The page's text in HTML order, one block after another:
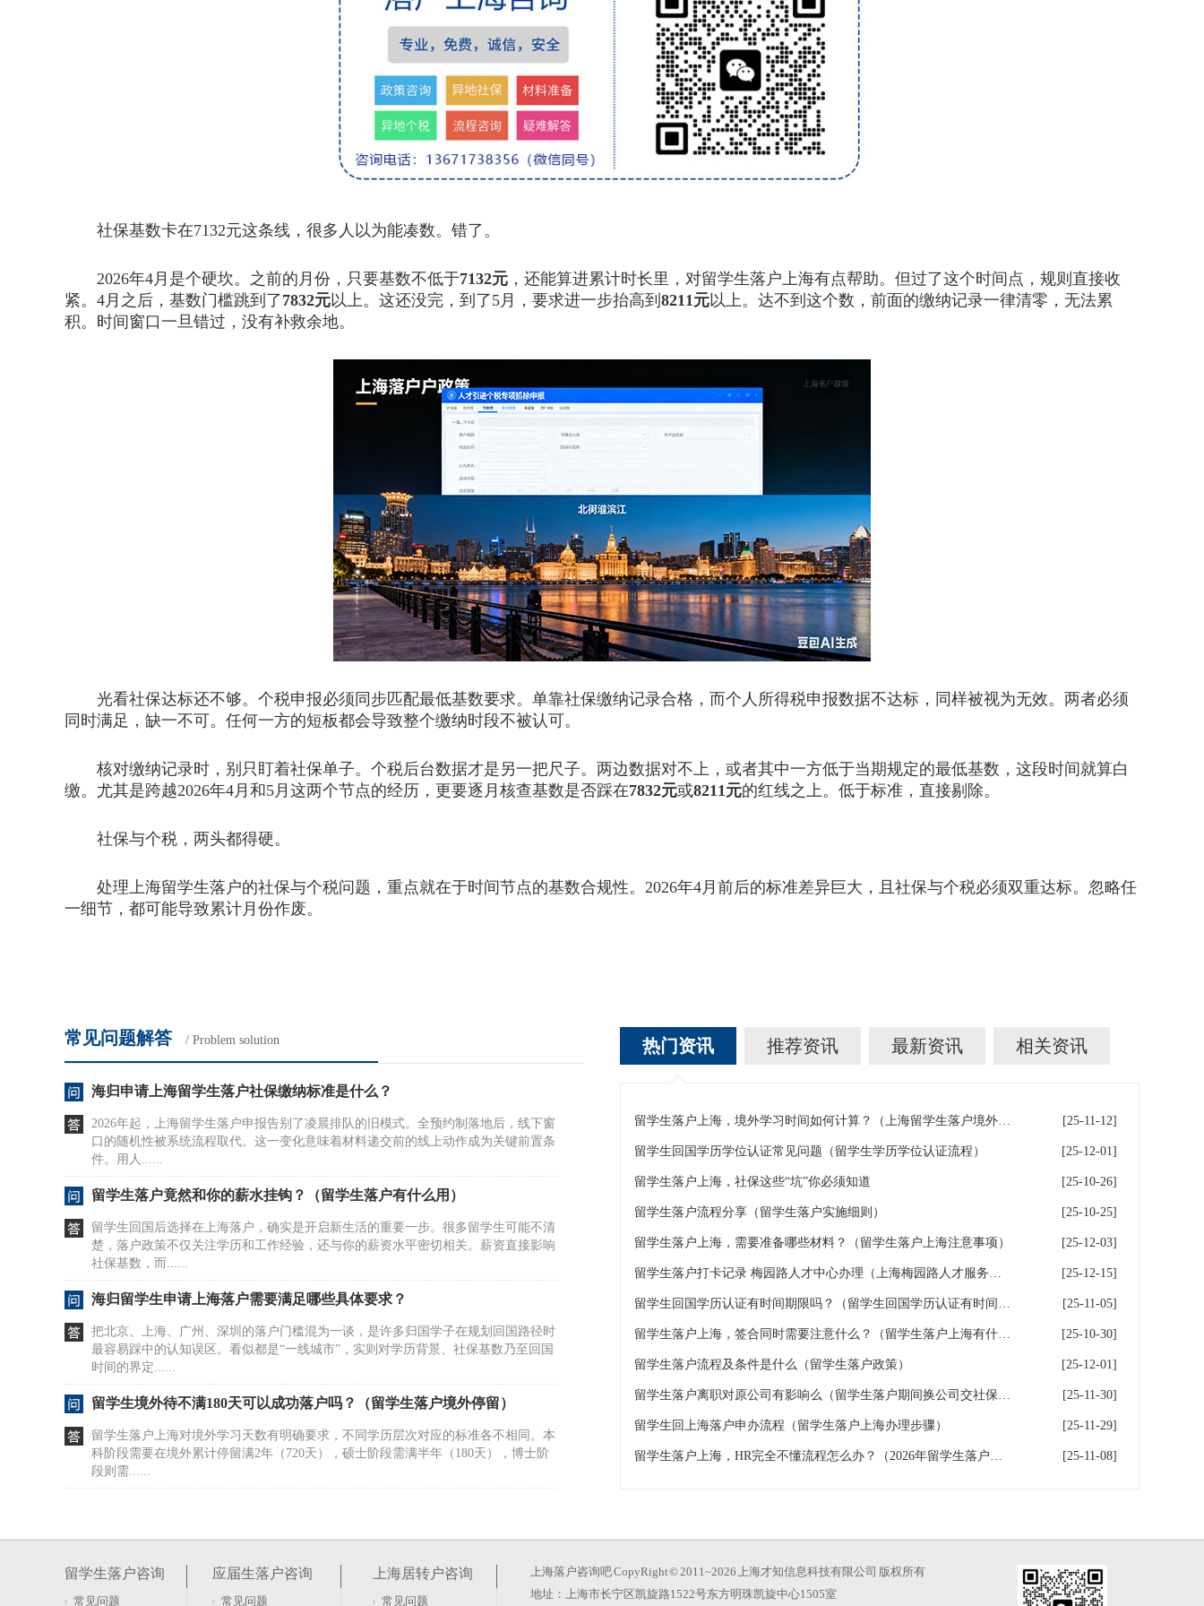
社保基数卡在7132元这条线，很多人以为能凑数。错了。
2026年4月是个硬坎。之前的月份，只要基数不低于7132元 ，还能算进累计时长里，对留学生落户上海有点帮助。但过了这个时间点，规则直接收
紧。4月之后，基数门槛跳到了7832元以上。这还没完，到了5月，要求进一步抬高到 8211元以上。达不到这个数，前面的缴纳记录一律清零，无法累
积。时间窗口一旦错过，没有补救余地。
光看社保达标还不够。个税申报必须同步匹配最低基数要求。单靠社保缴纳记录合格，而个人所得税申报数据不达标，同样被视为无效。两者必须
同时满足，缺一不可。任何一方的短板都会导致整个缴纳时段不被认可。
核对缴纳记录时，别只盯着社保单子。个税后台数据才是另一把尺子。两边数据对不上，或者其中一方低于当期规定的最低基数，这段时间就算白
缴。尤其是跨越2026年4月和5月这两个节点的经历，更要逐月核查基数是否踩在7832元或8211元的红线之上。低于标准，直接剔除。
社保与个税，两头都得硬。
处理上海留学生落户的社保与个税问题，重点就在于时间节点的基数合规性。2026年4月前后的标准差异巨大，且社保与个税必须双重达标。忽略任
一细节，都可能导致累计月份作废。
常见问题解答 / Problem solution
海归申请上海留学生落户社保缴纳标准是什么？
2026年起，上海留学生落户申报告别了凌晨排队的旧模式。全预约制落地后，线下窗
口的随机性被系统流程取代。这一变化意味着材料递交前的线上动作成为关键前置条
件。用人......
留学生落户竟然和你的薪水挂钩？（留学生落户有什么用）
留学生回国后选择在上海落户，确实是开启新生活的重要一步。很多留学生可能不清
楚，落户政策不仅关注学历和工作经验，还与你的薪资水平密切相关。薪资直接影响
社保基数，而......
海归留学生申请上海落户需要满足哪些具体要求？
把北京、上海、广州、深圳的落户门槛混为一谈，是许多归国学子在规划回国路径时
最容易踩中的认知误区。看似都是“一线城市”，实则对学历背景、社保基数乃至回国
时间的界定......
留学生境外待不满180天可以成功落户吗？（留学生落户境外停留）
留学生落户上海对境外学习天数有明确要求，不同学历层次对应的标准各不相同。本
科阶段需要在境外累计停留满2年（720天），硕士阶段需满半年（180天），博士阶
段则需......
网传2026年留学生落户上海有“隐藏门槛”？别被碎片信息带偏节奏。政策并未突然收
保缴纳......
热门资讯 推荐资讯 最新资讯 相关资讯
留学生落户上海，境外学习时间如何计算？（上海留学生落户境外留学满一年） [25-11-12]
留学生回国学历学位认证常见问题（留学生学历学位认证流程） [25-12-01]
留学生落户上海，社保这些“坑”你必须知道 [25-10-26]
留学生落户流程分享（留学生落户实施细则） [25-10-25]
留学生落户上海，需要准备哪些材料？（留学生落户上海注意事项） [25-12-03]
留学生落户打卡记录 梅园路人才中心办理（上海梅园路人才服务中心电话） [25-12-15]
留学生回国学历认证有时间期限吗？（留学生回国学历认证有时间限制吗） [25-11-05]
留学生落户上海，签合同时需要注意什么？（留学生落户上海有什么好处） [25-10-30]
留学生落户流程及条件是什么（留学生落户政策） [25-12-01]
留学生落户离职对原公司有影响么（留学生落户期间换公司交社保 会怎么样） [25-11-30]
留学生回上海落户申办流程（留学生落户上海办理步骤） [25-11-29]
留学生落户上海，HR完全不懂流程怎么办？（2026年留学生落户上海流程） [25-11-08]
留学生落户咨询
常见问题
应届生落户咨询
常见问题
上海居转户咨询
常见问题
上海落户咨询吧CopyRight © 2011~2026 上海才知信息科技有限公司 版权所有
地址：上海市长宁区凯旋路1522号东方明珠凯旋中心1505室